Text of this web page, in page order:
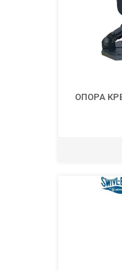
ОПОРА